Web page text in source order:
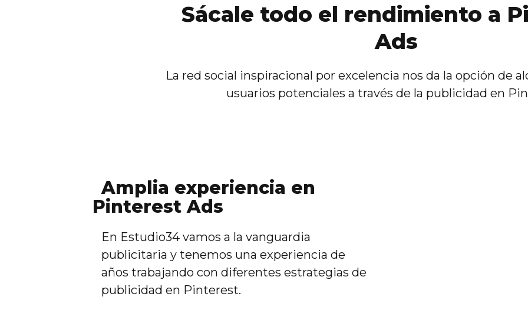
Sácale todo el rendimiento a
Ads
La red social inspiracional por excelencia nos da la opción de
usuarios potenciales a través de la publicidad en
Amplia experiencia en
Pinterest Ads
En Estudio34 vamos a la vanguardia
publicitaria y tenemos una experiencia de
años trabajando con diferentes estrategias de
publicidad en Pinterest.